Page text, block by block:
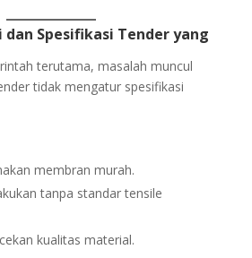
dan Spesifikasi Tender yang
terutama, masalah muncul
tidak mengatur spesifikasi
membran murah.
tanpa standar tensile
kualitas material.